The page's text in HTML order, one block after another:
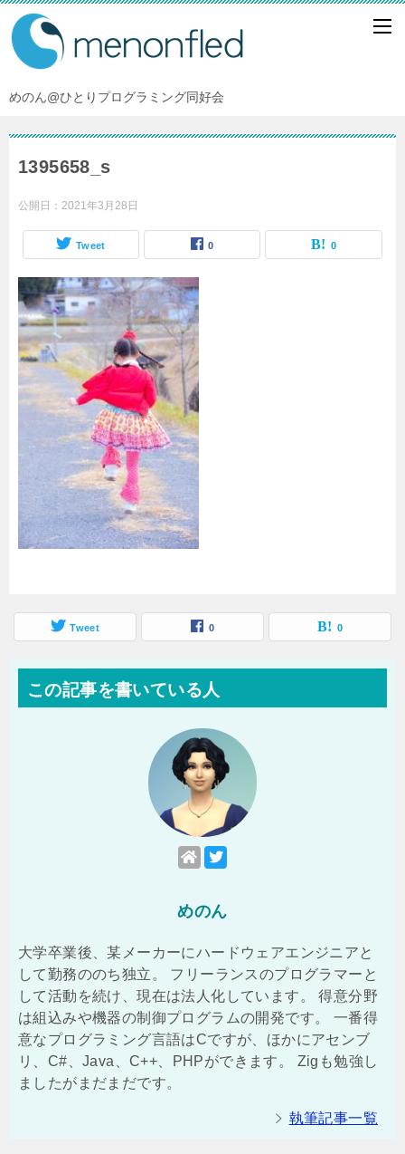
めのん@ひとりプログラミング同好会
1395658_s
公開日： 2021年3月28日
Tweet 0 0
Tweet 0 0
この記事を書いている人
めのん
大学卒業後、某メーカーにハードウェアエンジニアと
して勤務ののち独立。 フリーランスのプログラマーと
して活動を続け、現在は法人化しています。 得意分野
は組込みや機器の制御プログラムの開発です。 一番得
意なプログラミング言語はCですが、ほかにアセンブ
リ、C#、Java、C++、PHPができます。 Zigも勉強し
ましたがまだまだです。
執筆記事一覧